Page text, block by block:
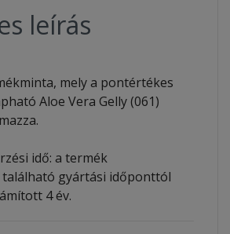
leírás
mely a pontértékes
Aloe Vera Gelly (061)
idő: a termék
található gyártási időponttól
4 év.